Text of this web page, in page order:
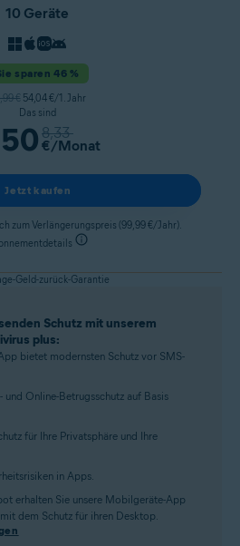
Schutz mit unserem
plus:
bietet modernsten Schutz vor SMS-
und Online-Betrugsschutz auf Basis
für Ihre Privatsphäre und Ihre
in Apps.
erhalten Sie unsere Mobilgeräte-App
dem Schutz für ihren Desktop.
10 Geräte
sparen 46 %
€ 54,04 €/1. Jahr
Das sind
8,33
€/Monat
Jetzt kaufen
zum Verlängerungspreis (99,99 €/Jahr).
Geld-zurück-Garantie